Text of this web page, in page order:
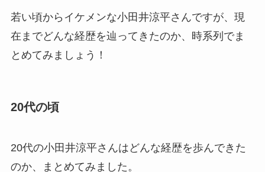
若い頃からイケメンな小田井涼平さんですが、現
在までどんな経歴を辿ってきたのか、時系列でま
とめてみましょう！
20代の頃
20代の小田井涼平さんはどんな経歴を歩んできた
のか、まとめてみました。